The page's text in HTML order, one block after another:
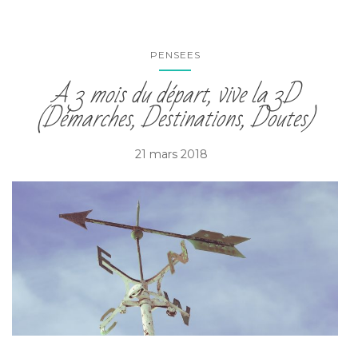
PENSEES
A 3 mois du départ, vive la 3D
(Démarches, Destinations, Doutes)
21 mars 2018